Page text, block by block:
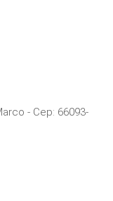
- Cep: 66093-